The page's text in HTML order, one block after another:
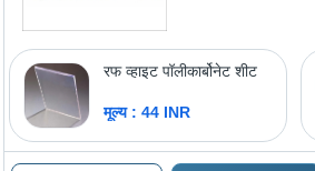
रफ व्हाइट पॉलीकार्बोनेट शीट
मूल्य : 44 INR